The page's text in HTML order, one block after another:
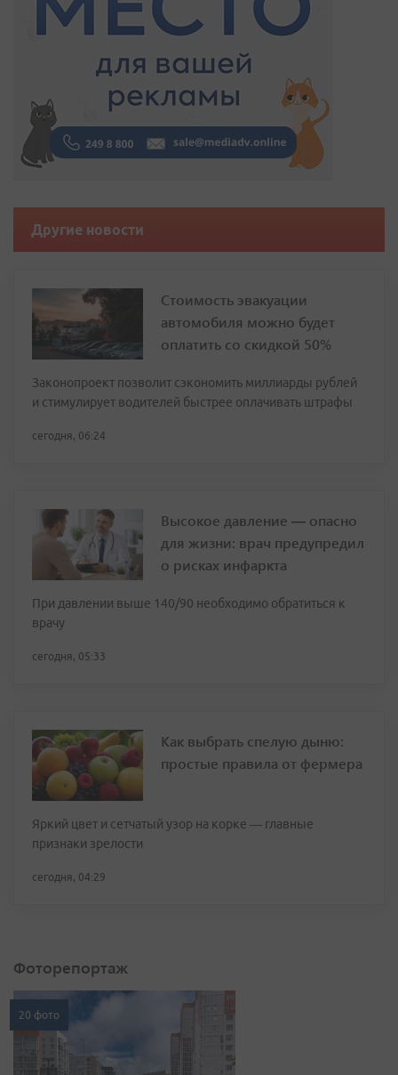
Другие новости
Стоимость эвакуации
автомобиля можно будет
оплатить со скидкой 50%
Законопроект позволит сэкономить миллиарды рублей
и стимулирует водителей быстрее оплачивать штрафы
сегодня, 06:24
Высокое давление — опасно
для жизни: врач предупредил
о рисках инфаркта
При давлении выше 140/90 необходимо обратиться к
врачу
сегодня, 05:33
Как выбрать спелую дыню:
простые правила от фермера
Яркий цвет и сетчатый узор на корке — главные
признаки зрелости
сегодня, 04:29
Фоторепортаж
20 фото